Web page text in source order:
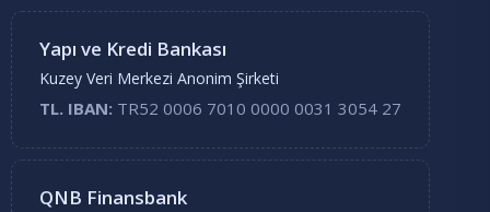
Yapı ve Kredi Bankası
Kuzey Veri Merkezi Anonim Şirketi
TL. IBAN: TR52 0006 7010 0000 0031 3054 27
QNB Finansbank